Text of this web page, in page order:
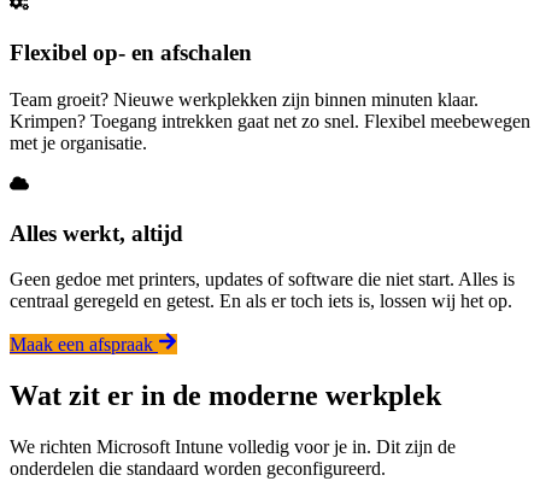
Flexibel op- en afschalen
Team groeit? Nieuwe werkplekken zijn binnen minuten klaar.
Krimpen? Toegang intrekken gaat net zo snel. Flexibel meebewegen
met je organisatie.
Alles werkt, altijd
Geen gedoe met printers, updates of software die niet start. Alles is
centraal geregeld en getest. En als er toch iets is, lossen wij het op.
Maak een afspraak
Wat zit er in de moderne werkplek
We richten Microsoft Intune volledig voor je in. Dit zijn de
onderdelen die standaard worden geconfigureerd.